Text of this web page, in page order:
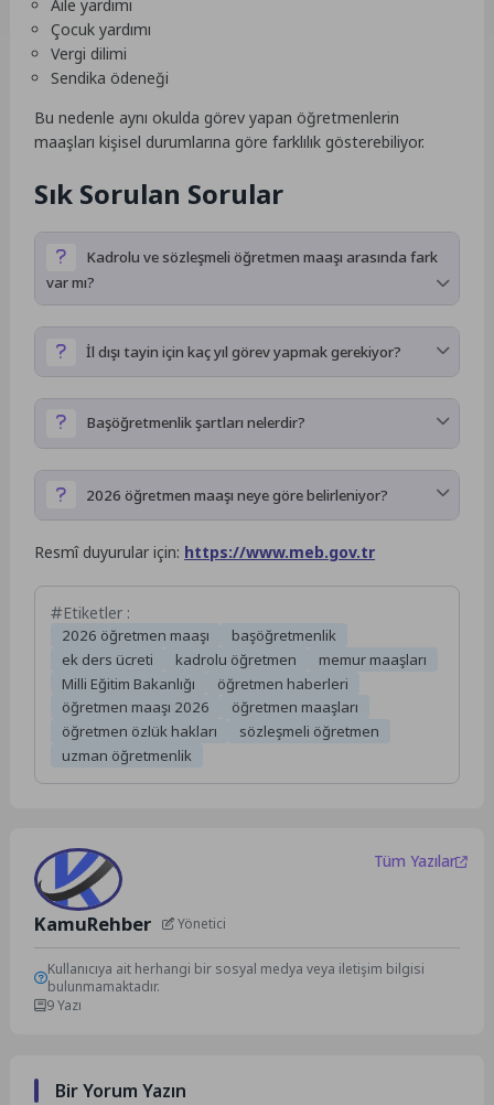
Aile yardımı
Çocuk yardımı
Vergi dilimi
Sendika ödeneği
Bu nedenle aynı okulda görev yapan öğretmenlerin
maaşları kişisel durumlarına göre farklılık gösterebiliyor.
Sık Sorulan Sorular
Kadrolu ve sözleşmeli öğretmen maaşı arasında fark
var mı?
Temel maaş sistemi benzer olsa da bazı ek ödemeler ve
özlük haklarında farklılık bulunabiliyor.
İl dışı tayin için kaç yıl görev yapmak gerekiyor?
Genel uygulamada en az 3 yıllık hizmet süresi şartı aranıyor.
Başöğretmenlik şartları nelerdir?
Uzman öğretmenlik süresini tamamlayan ve ilgili mevzuatta
belirtilen şartları sağlayan öğretmenler başvuru yapabiliyor.
2026 öğretmen maaşı neye göre belirleniyor?
sözleşme hükümleri maaş hesaplamasında belirleyici oluyor.
Resmî duyurular için: https://www.meb.gov.tr
Etiketler :
2026 öğretmen maaşı
başöğretmenlik
ek ders ücreti
kadrolu öğretmen
memur maaşları
Milli Eğitim Bakanlığı
öğretmen haberleri
öğretmen maaşı 2026
öğretmen maaşları
öğretmen özlük hakları
sözleşmeli öğretmen
uzman öğretmenlik
KamuRehber Yönetici
Tüm Yazılar
Kullanıcıya ait herhangi bir sosyal medya veya iletişim bilgisi
bulunmamaktadır.
9 Yazı
Bir Yorum Yazın